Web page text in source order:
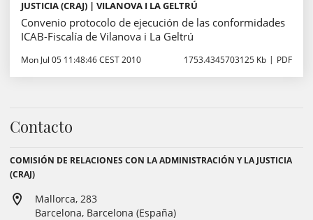
JUSTICIA (CRAJ) | VILANOVA I LA GELTRÚ
Convenio protocolo de ejecución de las conformidades
ICAB-Fiscalía de Vilanova i La Geltrú
Mon Jul 05 11:48:46 CEST 2010 1753.4345703125 Kb PDF
Contacto
COMISIÓN DE RELACIONES CON LA ADMINISTRACIÓN Y LA JUSTICIA
(CRAJ)
Mallorca, 283
Barcelona, Barcelona (España)